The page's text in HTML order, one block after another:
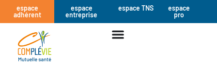
espace
adhérent
espace
entreprise
espace TNS
espace
pro